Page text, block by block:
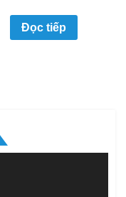
Đọc tiếp